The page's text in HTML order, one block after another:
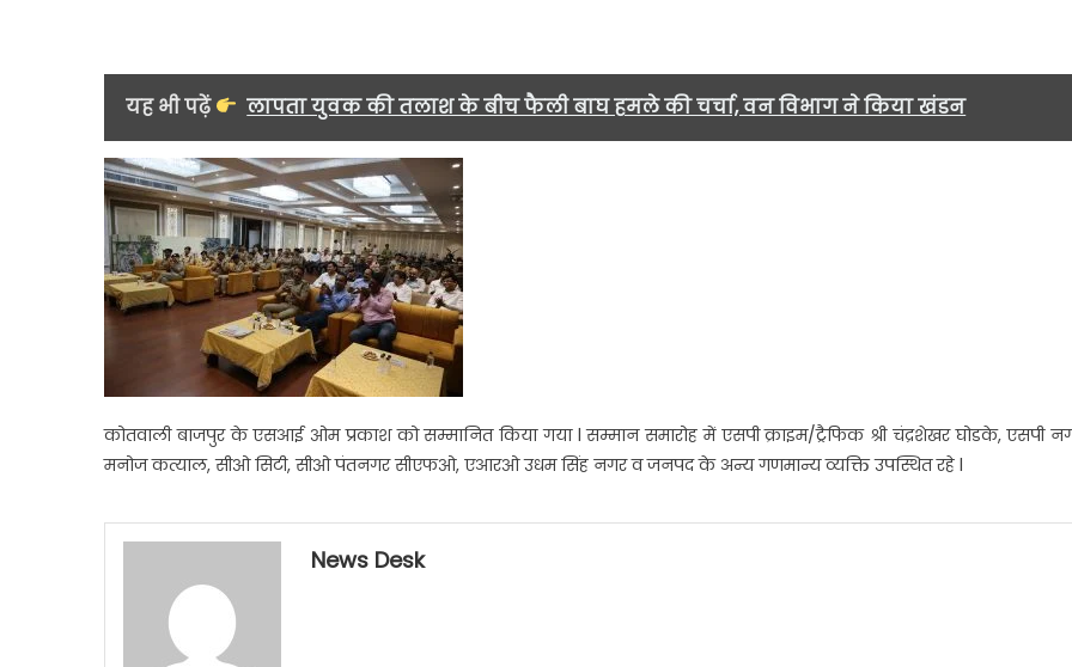
यह भी पढ़ें लापता युवक की तलाश के बीच फैली बाघ हमले की चर्चा, वन विभाग ने किया खंडन
कोतवाली बाजपुर के एसआई ओम प्रकाश को सम्मानित किया गया l सम्मान समारोह में एसपी क्राइम/ट्रैफिक श्री चंद्रशेखर घोडके, एसपी
मनोज कत्याल, सीओ सिटी, सीओ पंतनगर सीएफओ, एआरओ उधम सिंह नगर व जनपद के अन्य गणमान्य व्यक्ति उपस्थित रहे l
News Desk